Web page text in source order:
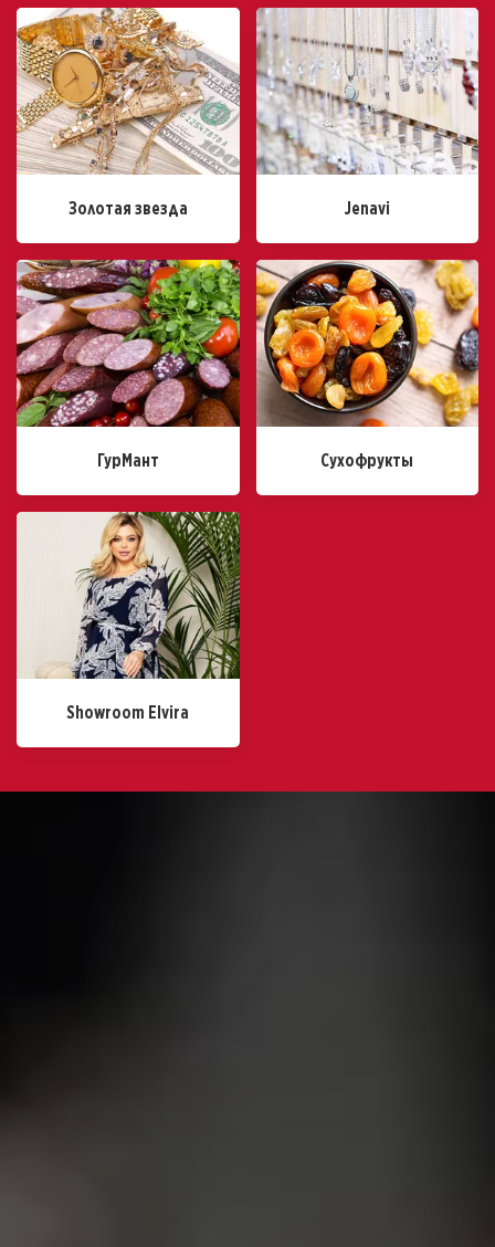
Золотая звезда Jenavi
ГурМант Сухофрукты
Showroom Elvira